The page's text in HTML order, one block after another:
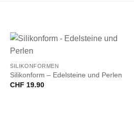
+
SILIKONFORMEN
Silikonform – Edelsteine und Perlen
CHF 19.90